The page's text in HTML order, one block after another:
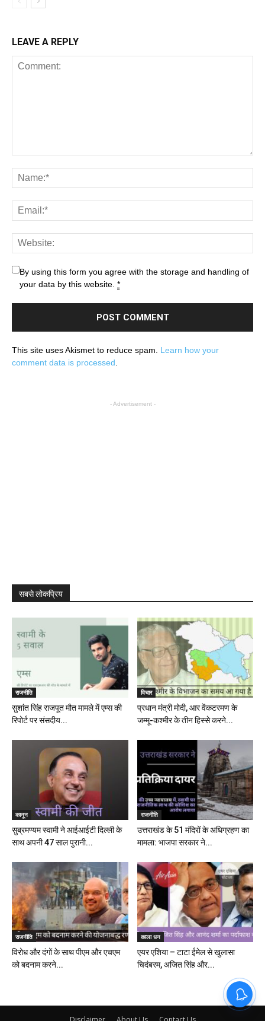
LEAVE A REPLY
By using this form you agree with the storage and handling of
your data by this website. *
This site uses Akismet to reduce spam. Learn how your
comment data is processed
- Advertisement -
सबसे लोकप्रिय
राजनीति
सुशांत सिंह राजपूत मौत मामले में एम्स की
रिपोर्ट पर संसदीय...
विचार
प्रधान मंत्री मोदी, आर वेंकटरमण के
जम्मू-कश्मीर के तीन हिस्से करने...
कानून
सुब्रमण्यम स्वामी ने आईआईटी दिल्ली के
साथ अपनी 47 साल पुरानी...
राजनीति
उत्तराखंड के 51 मंदिरों के अधिग्रहण का
मामला: भाजपा सरकार ने...
राजनीति
विरोध और दंगों के साथ पीएम और एचएम
को बदनाम करने...
काला धन
एयर एशिया – टाटा ईमेल से खुलासा
चिदंबरम, अजित सिंह और...